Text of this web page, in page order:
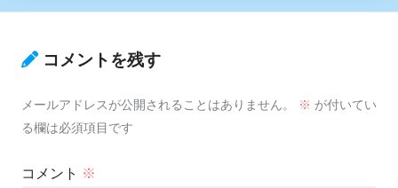
コメントを残す
メールアドレスが公開されることはありません。 ※ が付いてい
る欄は必須項目です
コメント ※